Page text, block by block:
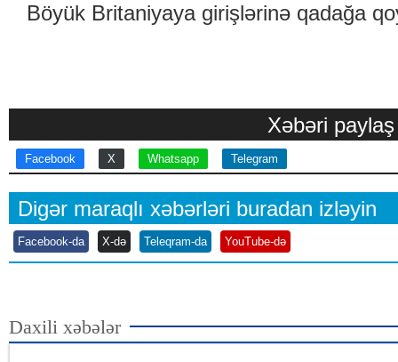
Böyük Britaniyaya girişlərinə qadağa
Xəbəri paylaş
Facebook X Whatsapp Telegram
Digər maraqlı xəbərləri buradan izləyin
Facebook-da X-də Teleqram-da YouTube-də
Daxili xəbələr